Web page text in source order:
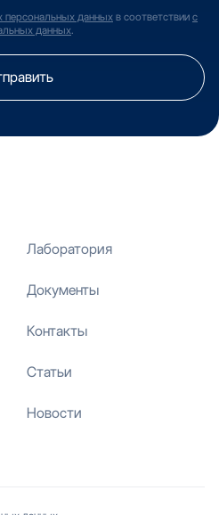
персональных данных в соответствии с
данных.
Лаборатория
Документы
Контакты
Статьи
Новости